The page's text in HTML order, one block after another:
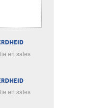
en sales
en sales